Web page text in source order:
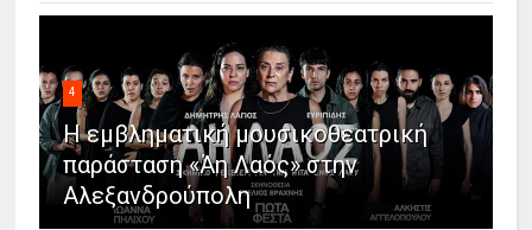
4
Η εμβληματική μουσικοθεατρική
παράσταση «Άη Λαός» στην
Αλεξανδρούπολη